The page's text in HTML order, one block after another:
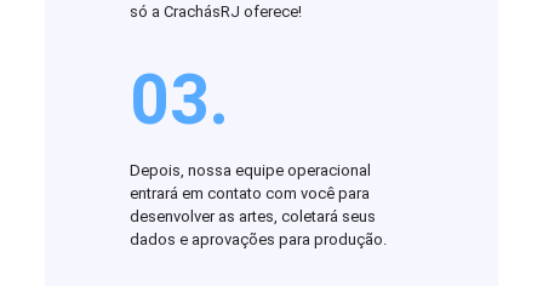
só a CrachásRJ oferece!
03.
Depois, nossa equipe operacional
entrará em contato com você para
desenvolver as artes, coletará seus
dados e aprovações para produção.